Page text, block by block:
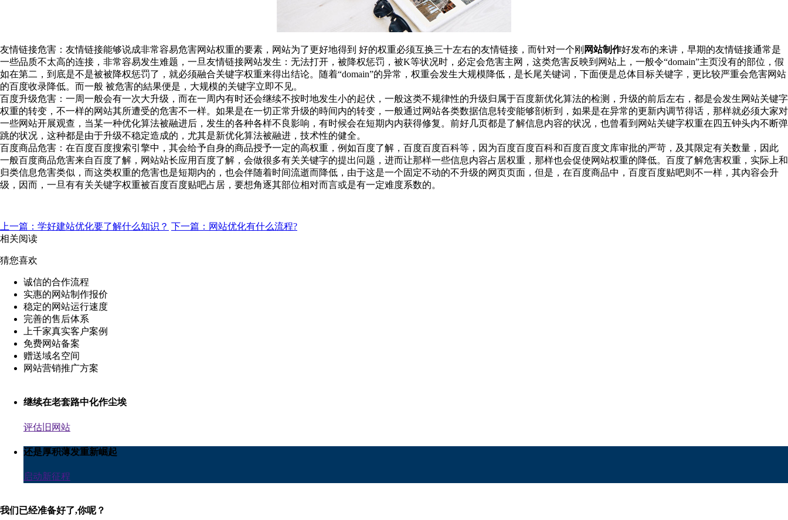
友情链接危害：友情链接能够说成非常容易危害网站权重的要素，网站为了更好地得到 好的权重必须互换三十左右的友情链接，而针对一个刚 网站制作好发布的来讲，早期的友情链接通常是
一些品质不太高的连接，非常容易发生难题，一旦友情链接网站发生：无法打开，被降权惩罚，被K等状况时，必定会危害主网，这类危害反映到网站上，一般令“domain”主页没有的部位，假
如在第二，到底是不是被被降权惩罚了，就必须融合关键字权重来得出结论。随着“domain”的异常，权重会发生大规模降低，是长尾关键词，下面便是总体目标关键字，更比较严重会危害网站
的百度收录降低。而一般 被危害的結果便是，大规模的关键字立即不见。
百度升级危害：一周一般会有一次大升级，而在一周内有时还会继续不按时地发生小的起伏，一般这类不规律性的升级归属于百度新优化算法的检测，升级的前后左右，都是会发生网站关键字
权重的转变，不一样的网站其所遭受的危害不一样。如果是在一切正常升级的時间内的转变，一般通过网站各类数据信息转变能够剖析到，如果是在异常的更新内调节得话，那样就必须大家对
一些网站开展观查，当某一种优化算法被融进后，发生的各种各样不良影响，有时候会在短期内内获得修复。前好几页都是了解信息内容的状况，也曾看到网站关键字权重在四五钟头内不断弹
跳的状况，这种都是由于升级不稳定造成的，尤其是新优化算法被融进，技术性的健全。
百度商品危害：在百度百度搜索引擎中，其会给予自身的商品授予一定的高权重，例如百度了解，百度百度百科等，因为百度百度百科和百度百度文库审批的严苛，及其限定有关数量，因此
一般百度商品危害来自百度了解，网站站长应用百度了解，会做很多有关关键字的提出问题，进而让那样一些信息内容占居权重，那样也会促使网站权重的降低。百度了解危害权重，实际上和
归类信息危害类似，而这类权重的危害也是短期内的，也会伴随着时间流逝而降低，由于这是一个固定不动的不升级的网页页面，但是，在百度商品中，百度百度贴吧则不一样，其內容会升
级，因而，一旦有有关关键字权重被百度百度贴吧占居，要想角逐其部位相对而言或是有一定难度系数的。
上一篇：学好建站优化要了解什么知识？ 下一篇：网站优化有什么流程?
相关阅读
猜您喜欢
诚信的合作流程
实惠的网站制作报价
稳定的网站运行速度
完善的售后体系
上千家真实客户案例
免费网站备案
赠送域名空间
网站营销推广方案
继续在老套路中化作尘埃
评估旧网站
还是厚积薄发重新崛起
启动新征程
我们已经准备好了,你呢？